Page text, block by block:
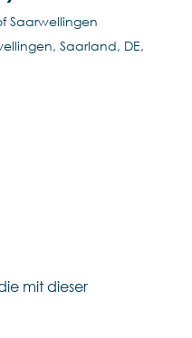
Saarwellingen
Saarland, DE,
mit dieser